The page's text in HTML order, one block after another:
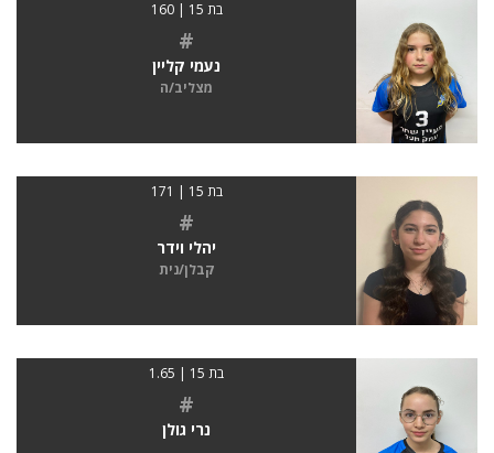
בת 15 | 160
#
נעמי קליין
מצליב/ה
בת 15 | 171
#
יהלי וידר
קבלן/נית
בת 15 | 1.65
#
נרי גולן